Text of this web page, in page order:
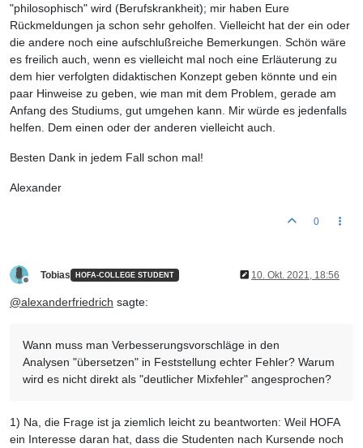
"philosophisch" wird (Berufskrankheit); mir haben Eure
Rückmeldungen ja schon sehr geholfen. Vielleicht hat der ein oder
die andere noch eine aufschlußreiche Bemerkungen. Schön wäre
es freilich auch, wenn es vielleicht mal noch eine Erläuterung zu
dem hier verfolgten didaktischen Konzept geben könnte und ein
paar Hinweise zu geben, wie man mit dem Problem, gerade am
Anfang des Studiums, gut umgehen kann. Mir würde es jedenfalls
helfen. Dem einen oder der anderen vielleicht auch.
Besten Dank in jedem Fall schon mal!
Alexander
0
Offline
Tobias HOFA-COLLEGE STUDENT 10. Okt. 2021, 18:56
@alexanderfriedrich sagte:
Wann muss man Verbesserungsvorschläge in den
Analysen "übersetzen" in Feststellung echter Fehler? Warum
wird es nicht direkt als "deutlicher Mixfehler" angesprochen?
1) Na, die Frage ist ja ziemlich leicht zu beantworten: Weil HOFA
ein Interesse daran hat, dass die Studenten nach Kursende noch